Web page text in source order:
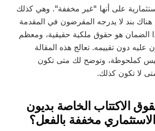
على أنها "غير مخففة". وهي كذلك
بند لا يدرجه المقرضون في المقدمة
الضمان هو حقوق ملكية حقيقية، ومعظم
دون تقييمه. تعالج هذه المقالة
كملحوظة، وتوضح لك متى تكون
لا تكون كذلك.
الاكتتاب الخاصة بديون
مخففة بالفعل؟